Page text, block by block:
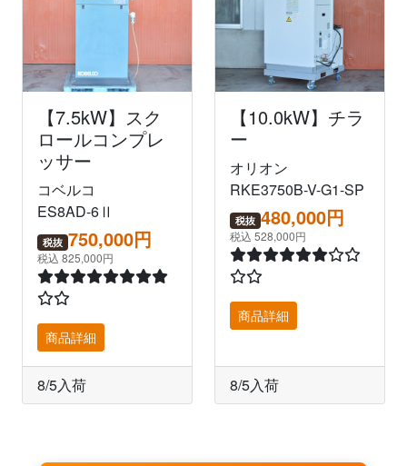
【7.5kW】スク
ロールコンプレ
ッサー
コベルコ
ES8AD-6Ⅱ
税抜 750,000円
税込 825,000円
商品詳細
8/5入荷
【10.0kW】チラ
ー
オリオン
RKE3750B-V-G1-SP
税抜 480,000円
税込 528,000円
商品詳細
8/5入荷